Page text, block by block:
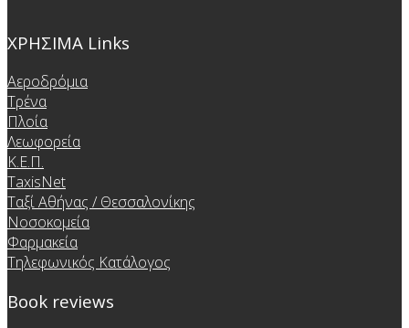
ΧΡΗΣΙΜΑ Links
Αεροδρόμια
Τρένα
Πλοία
Λεωφορεία
Κ.Ε.Π.
TaxisNet
Ταξί Αθήνας / Θεσσαλονίκης
Νοσοκομεία
Φαρμακεία
Τηλεφωνικός Κατάλογος
Book reviews